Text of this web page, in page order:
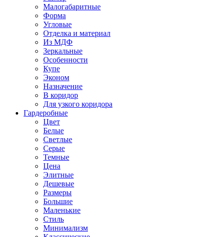
Малогабаритные
Форма
Угловые
Отделка и материал
Из МДФ
Зеркальные
Особенности
Купе
Эконом
Назначение
В коридор
Для узкого коридора
Гардеробные
Цвет
Белые
Светлые
Серые
Темные
Цена
Элитные
Дешевые
Размеры
Большие
Маленькие
Стиль
Минимализм